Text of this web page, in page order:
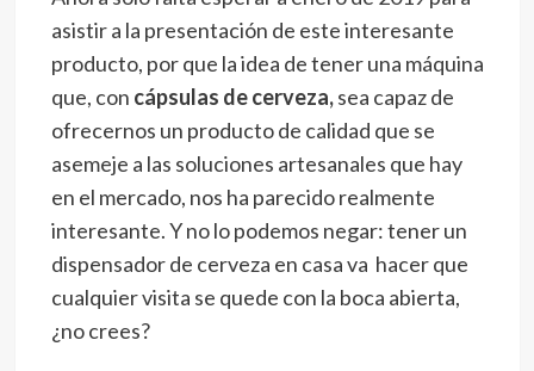
asistir a la presentación de este interesante
producto, por que la idea de tener una máquina
que, con cápsulas de cerveza,sea capaz de
ofrecernos un producto de calidad que se
asemeje a las soluciones artesanales que hay
en el mercado, nos ha parecido realmente
interesante. Y no lo podemos negar: tener un
dispensador de cerveza en casa va hacer que
cualquier visita se quede con la boca abierta,
¿no crees?